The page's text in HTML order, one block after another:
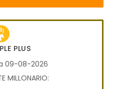
PLUS
09-08-2026
MILLONARIO: